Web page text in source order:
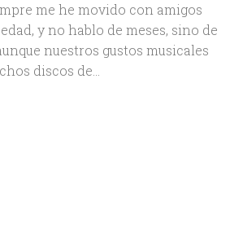
me he movido con amigos
y no hablo de meses, sino de
nuestros gustos musicales
discos de...